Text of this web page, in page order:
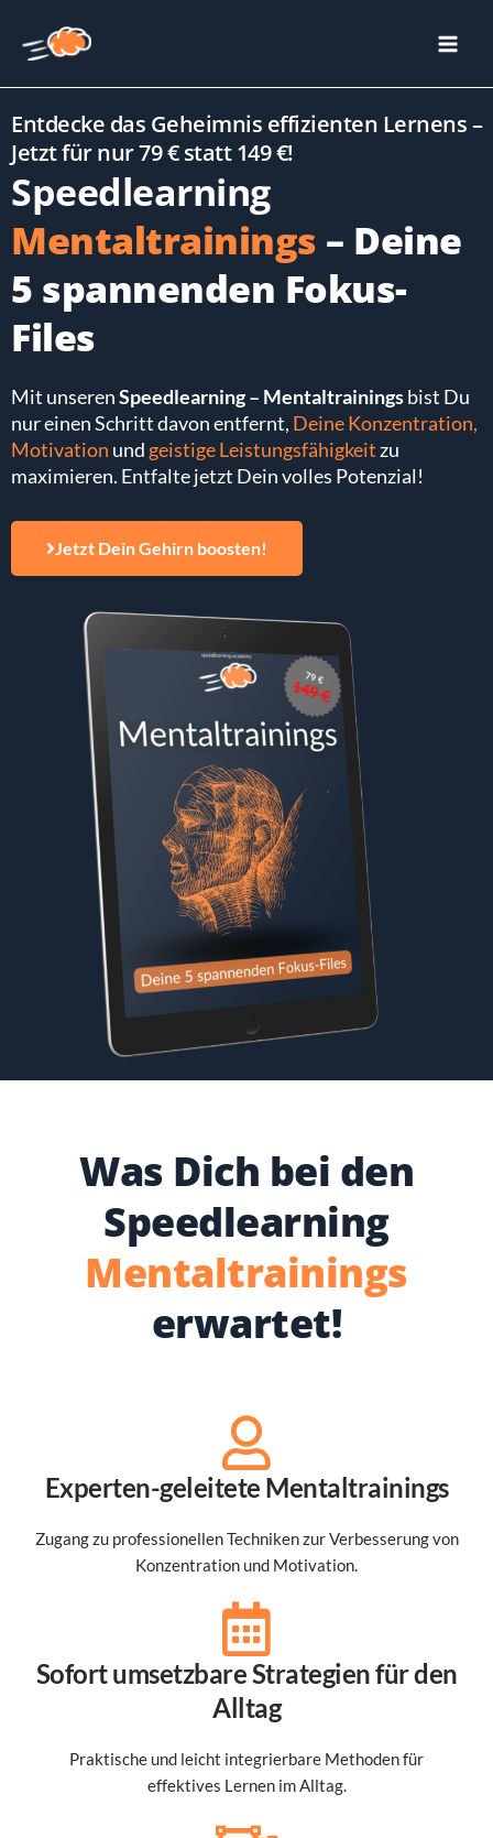
Inhalt
springen
Entdecke das Geheimnis effizienten Lernens –
Jetzt für nur 79 € statt 149 €!
Speedlearning
Mentaltrainings – Deine
5 spannenden Fokus-
Files
Mit unserenSpeedlearning – Mentaltrainingsbist Du
nur einen Schritt davon entfernt, Deine Konzentration,
Motivation und geistige Leistungsfähigkeit zu
maximieren. Entfalte jetzt Dein volles Potenzial!
Jetzt Dein Gehirn boosten!
Was Dich bei den
Speedlearning
Mentaltrainings
erwartet!
Experten-geleitete Mentaltrainings
Zugang zu professionellen Techniken zur Verbesserung von
Konzentration und Motivation.
Sofort umsetzbare Strategien für den
Alltag
Praktische und leicht integrierbare Methoden für
effektives Lernen im Alltag.